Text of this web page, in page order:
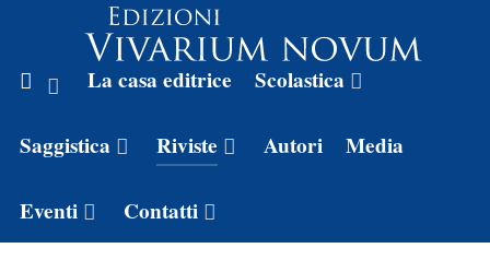
La casa editrice Scolastica
Saggistica Riviste Autori Media
Eventi Contatti